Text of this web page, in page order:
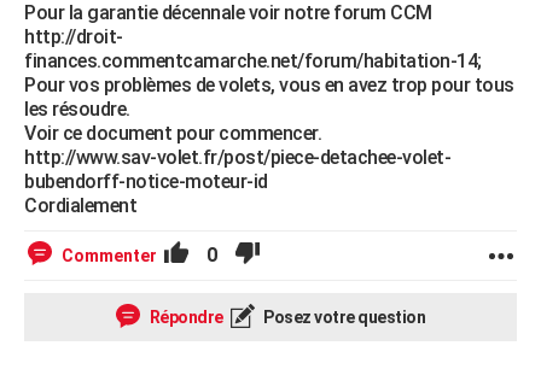
Pour la garantie décennale voir notre forum CCM
http://droit-
finances.commentcamarche.net/forum/habitation-14;
Pour vos problèmes de volets, vous en avez trop pour tous
les résoudre.
Voir ce document pour commencer.
http://www.sav-volet.fr/post/piece-detachee-volet-
bubendorff-notice-moteur-id
Cordialement
Commenter 0
Répondre Posez votre question